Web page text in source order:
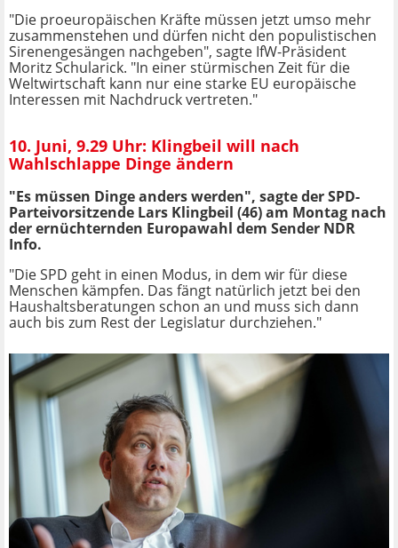
"Die proeuropäischen Kräfte müssen jetzt umso mehr
zusammenstehen und dürfen nicht den populistischen
Sirenengesängen nachgeben", sagte IfW-Präsident
Moritz Schularick. "In einer stürmischen Zeit für die
Weltwirtschaft kann nur eine starke EU europäische
Interessen mit Nachdruck vertreten."
10. Juni, 9.29 Uhr: Klingbeil will nach
Wahlschlappe Dinge ändern
"Es müssen Dinge anders werden", sagte der SPD-
Parteivorsitzende Lars Klingbeil (46) am Montag nach
der ernüchternden Europawahl dem Sender NDR
Info.
"Die SPD geht in einen Modus, in dem wir für diese
Menschen kämpfen. Das fängt natürlich jetzt bei den
Haushaltsberatungen schon an und muss sich dann
auch bis zum Rest der Legislatur durchziehen."